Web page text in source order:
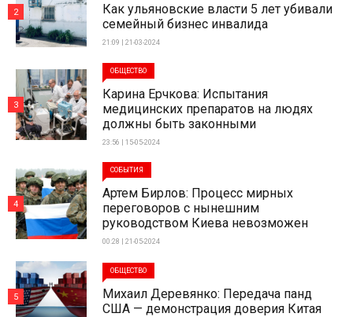
Как ульяновские власти 5 лет убивали
семейный бизнес инвалида
21:09 | 21-03-2024
2
ОБЩЕСТВО
Карина Ерчкова: Испытания
медицинских препаратов на людях
должны быть законными
23:56 | 15-05-2024
3
СОБЫТИЯ
Артем Бирлов: Процесс мирных
переговоров с нынешним
руководством Киева невозможен
00:28 | 21-05-2024
4
ОБЩЕСТВО
Михаил Деревянко: Передача панд
США — демонстрация доверия Китая
5